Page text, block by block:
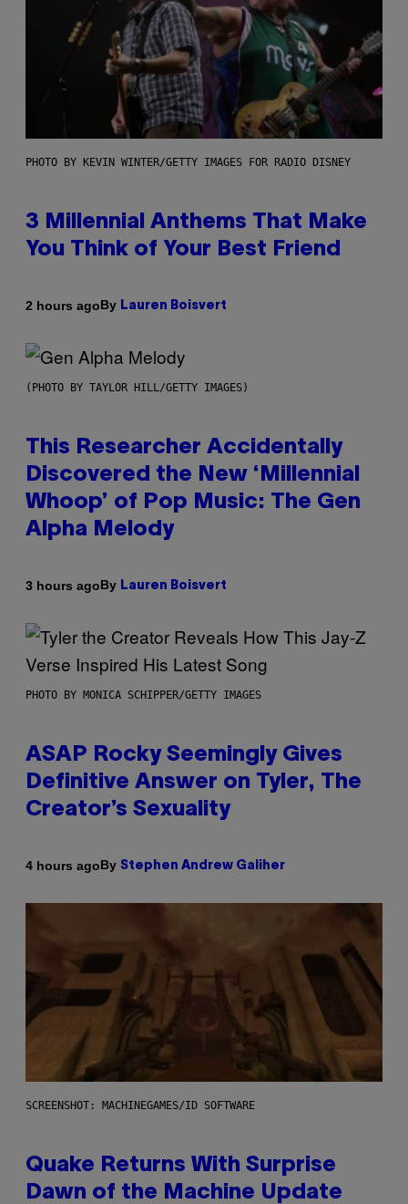
PHOTO BY KEVIN WINTER/GETTY IMAGES FOR RADIO DISNEY
3 Millennial Anthems That Make
You Think of Your Best Friend
2 hours agoBy Lauren Boisvert
(PHOTO BY TAYLOR HILL/GETTY IMAGES)
This Researcher Accidentally
Discovered the New ‘Millennial
Whoop’ of Pop Music: The Gen
Alpha Melody
3 hours agoBy Lauren Boisvert
PHOTO BY MONICA SCHIPPER/GETTY IMAGES
ASAP Rocky Seemingly Gives
Definitive Answer on Tyler, The
Creator’s Sexuality
4 hours agoBy Stephen Andrew Galiher
SCREENSHOT: MACHINEGAMES/ID SOFTWARE
Quake Returns With Surprise
Dawn of the Machine Update